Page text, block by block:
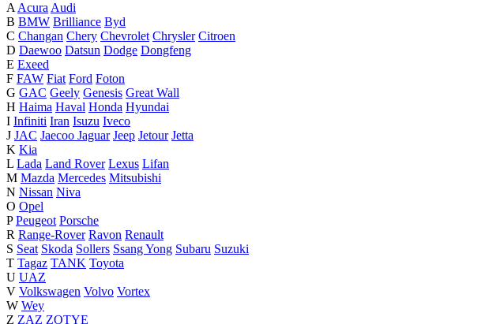
AAcuraAudi
B BMW Brilliance Byd
C Changan Chery Chevrolet Chrysler Citroen
D Daewoo Datsun Dodge Dongfeng
E Exeed
F FAW Fiat Ford Foton
G GAC Geely Genesis Great Wall
H Haima Haval Honda Hyundai
I Infiniti Iran Isuzu Iveco
J JAC Jaecoo Jaguar Jeep Jetour Jetta
K Kia
L Lada Land Rover Lexus Lifan
M Mazda Mercedes Mitsubishi
N Nissan Niva
O Opel
P Peugeot Porsche
R Range-Rover Ravon Renault
S Seat Skoda Sollers Ssang Yong Subaru Suzuki
T Tagaz TANK Toyota
U UAZ
V Volkswagen Volvo Vortex
W Wey
Z ZAZ ZOTYE